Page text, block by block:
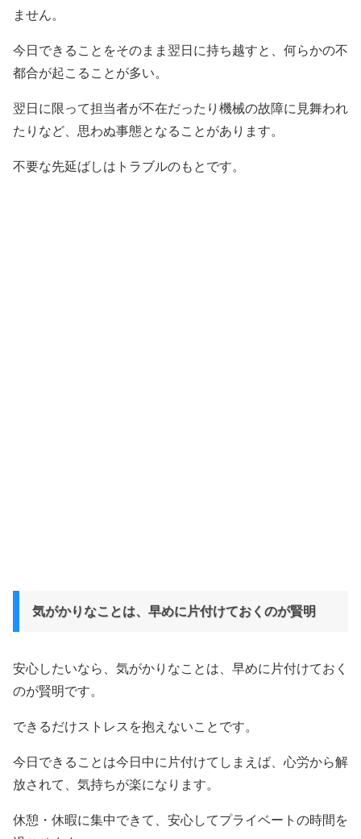
ません。
今日できることをそのまま翌日に持ち越すと、何らかの不
都合が起こることが多い。
翌日に限って担当者が不在だったり機械の故障に見舞われ
たりなど、思わぬ事態となることがあります。
不要な先延ばしはトラブルのもとです。
気がかりなことは、早めに片付けておくのが賢明
安心したいなら、気がかりなことは、早めに片付けておく
のが賢明です。
できるだけストレスを抱えないことです。
今日できることは今日中に片付けてしまえば、心労から解
放されて、気持ちが楽になります。
休憩・休暇に集中できて、安心してプライベートの時間を